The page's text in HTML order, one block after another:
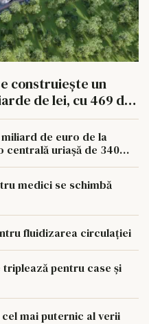
construiește un
de lei, cu 469 de
de euro de la
centrală uriașă de 340
medici se schimbă
fluidizarea circulației
pentru case și
mai puternic al verii